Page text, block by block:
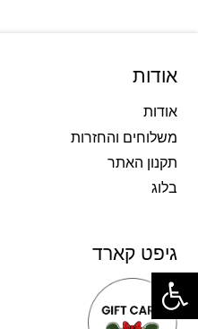
אודות
אודות
משלוחים והחזרות
תקנון האתר
בלוג
גיפט קארד
פתח סרגל נגישות